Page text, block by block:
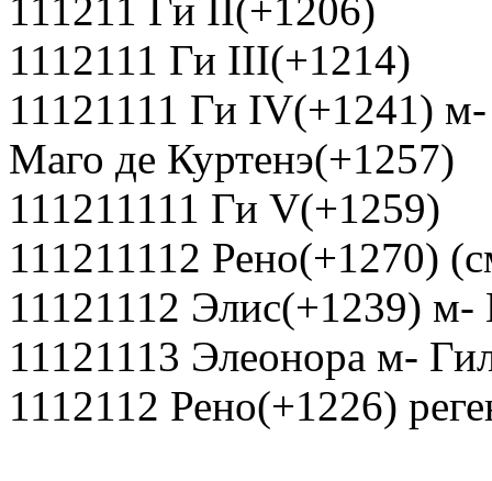
111211 Ги II(+1206)
1112111 Ги III(+1214)
11121111 Ги IV(+1241)
Маго де Куртенэ(+1257)
111211111 Ги V(+1259)
111211112 Рено(+1270)
11121112 Элис(+1239)
11121113 Элеонора м-
1112112 Рено(+1226)